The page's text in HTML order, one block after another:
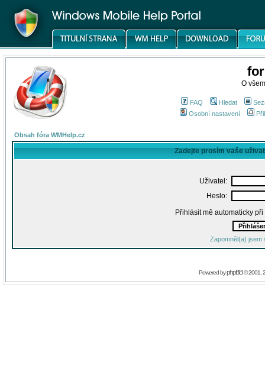
O
FAQ Hledat
Osobní nastavení
Obsah fóra WMHelp.cz
Zadejte prosím vaše
Uživatel:
Heslo:
Přihlásit mě automaticky
Zapomněl(a) jsem
Powered byphpBB© 2001,